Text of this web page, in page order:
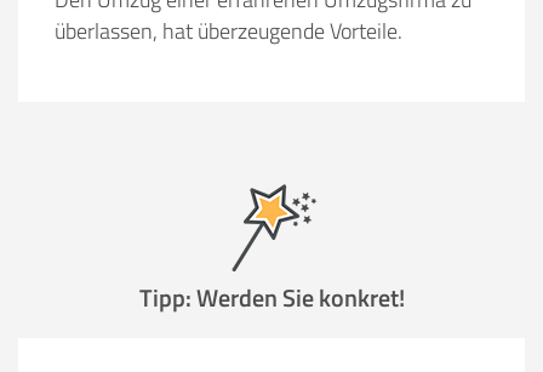
überlassen, hat überzeugende Vorteile.
Tipp: Werden Sie konkret!